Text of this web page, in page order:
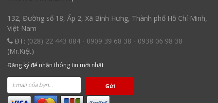
132, Đường số 18, Ấp 2, Xã Bình Hưng, Thành phố Hồ Chí Minh,
Việt Nam
ĐT: (028) 22 443 084 - 0909 39 68 38 - 0938 06 98 38
(Mr.Kiệt)
Đăng ký để nhận thông tin mới nhất
Gửi